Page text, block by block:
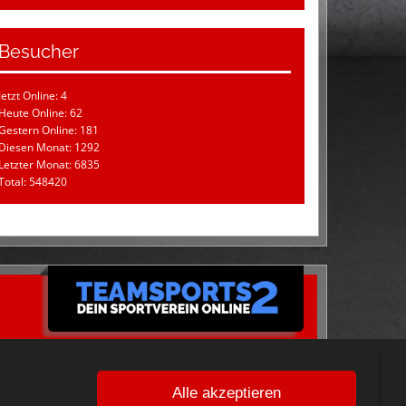
Online: 4
Online: 62
Online: 181
Monat: 1292
Monat: 6835
548420